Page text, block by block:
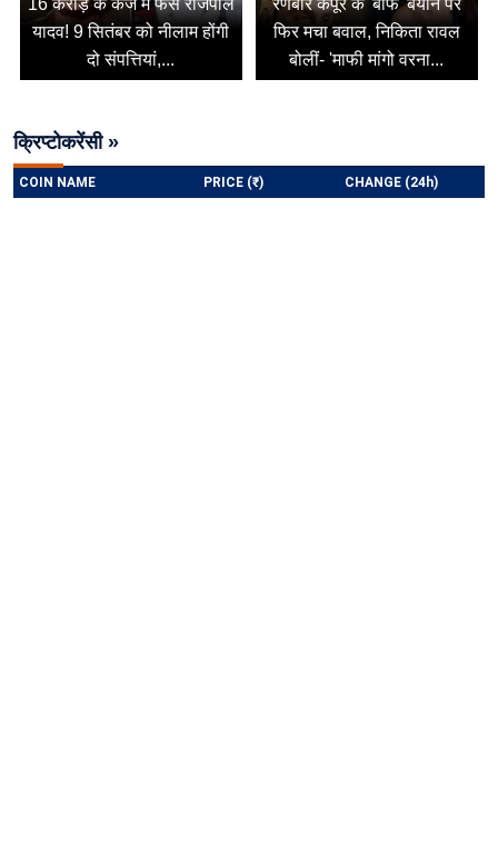
16 करोड़ के कर्ज में फंसे राजपाल
यादव! 9 सितंबर को नीलाम होंगी
दो संपत्तियां,...
रणबीर कपूर के 'बीफ' बयान पर
फिर मचा बवाल, निकिता रावल
बोलीं- 'माफी मांगो वरना...
क्रिप्टोकरेंसी »